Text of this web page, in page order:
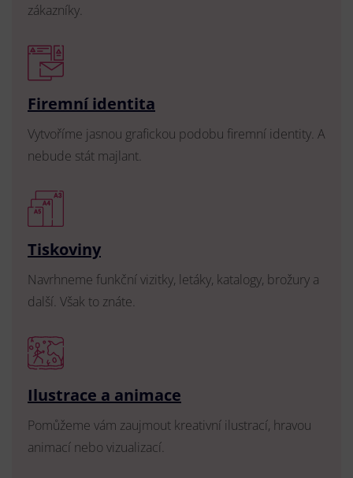
zákazníky.
Firemní identita
Vytvoříme jasnou grafickou podobu firemní identity. A
nebude stát majlant.
Tiskoviny
Navrhneme funkční vizitky, letáky, katalogy, brožury a
další. Však to znáte.
Ilustrace a animace
Pomůžeme vám zaujmout kreativní ilustrací, hravou
animací nebo vizualizací.